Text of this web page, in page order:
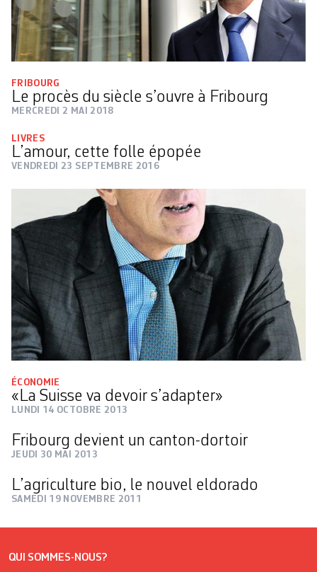
FRIBOURG
Le procès du siècle s’ouvre à Fribourg
MERCREDI 2 MAI 2018
LIVRES
L’amour, cette folle épopée
VENDREDI 23 SEPTEMBRE 2016
ÉCONOMIE
«La Suisse va devoir s’adapter»
LUNDI 14 OCTOBRE 2013
Fribourg devient un canton-dortoir
JEUDI 30 MAI 2013
L’agriculture bio, le nouvel eldorado
SAMEDI 19 NOVEMBRE 2011
QUI SOMMES-NOUS?